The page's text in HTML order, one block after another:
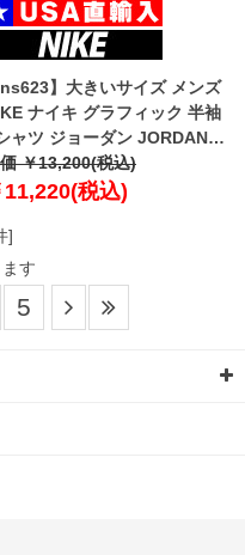
ns623】大きいサイズ メンズ
ナイキ グラフィック 半袖
ャツ ジョーダン JORDAN
USA直輸入 if3112
￥13,200(税込)
11,220(税込)
]
す
5